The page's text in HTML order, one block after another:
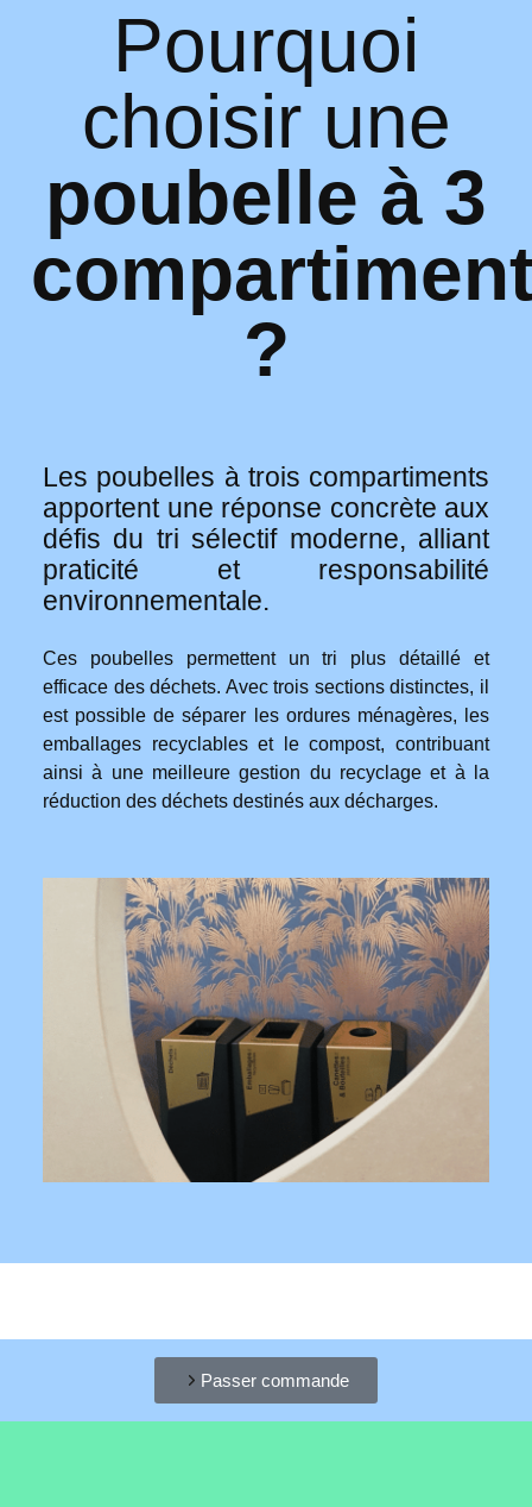
Pourquoi
choisir une
poubelle à 3
?
Les poubelles à trois compartiments
apportent une réponse concrète aux
défis du tri sélectif moderne, alliant
praticité et responsabilité
environnementale.
Ces poubelles permettent un tri plus détaillé et
efficace des déchets. Avec trois sections distinctes, il
est possible de séparer les ordures ménagères, les
emballages recyclables et le compost, contribuant
ainsi à une meilleure gestion du recyclage et à la
réduction des déchets destinés aux décharges.
Passer commande